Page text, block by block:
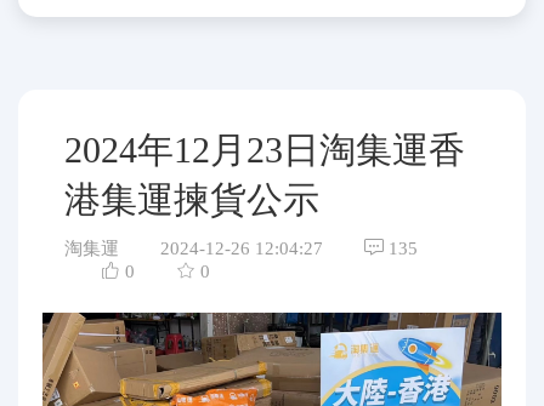
2024年12月23日淘集運香
港集運揀貨公示
淘集運 2024-12-26 12:04:27
135
0
0